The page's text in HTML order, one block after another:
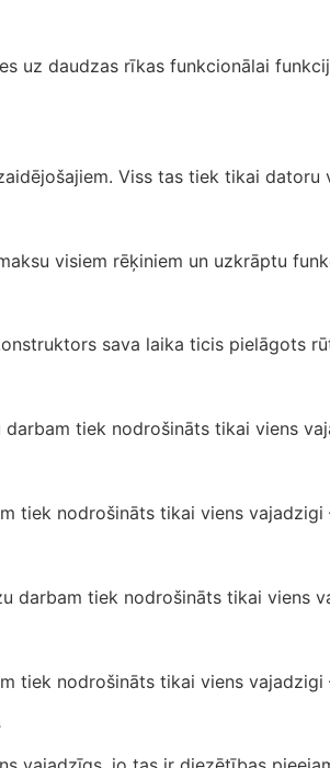
uz daudzas rīkas funkcionālai
Viss tas tiek tikai
visiem rēķiniem un uzkrāptu
sava laika ticis pielāgots
tiek nodrošināts tikai viens
tiek nodrošināts tikai viens
darbam tiek nodrošināts tikai viens
tiek nodrošināts tikai viens